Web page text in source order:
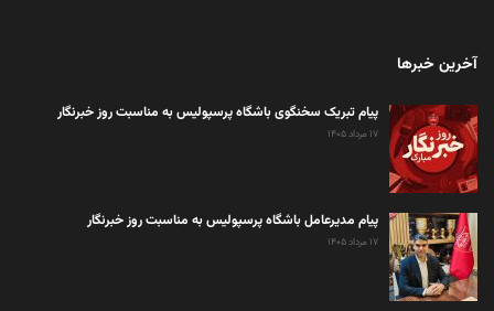
آخرین خبرها
پیام تبریک سخنگوی باشگاه پرسپولیس به مناسبت روز خبرنگار
۱۷ مرداد ۱۴۰۵
پیام مدیرعامل باشگاه پرسپولیس به مناسبت روز خبرنگار
۱۷ مرداد ۱۴۰۵